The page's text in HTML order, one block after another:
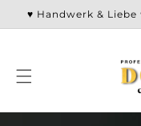
zum
Inhalt
♥ Handwerk & Liebe